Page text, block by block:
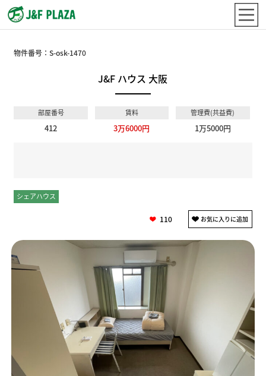
物件番号：S-osk-1470
J&F ハウス 大阪
部屋番号
412
賃料
3万6000円
管理費(共益費)
1万5000円
シェアハウス
110